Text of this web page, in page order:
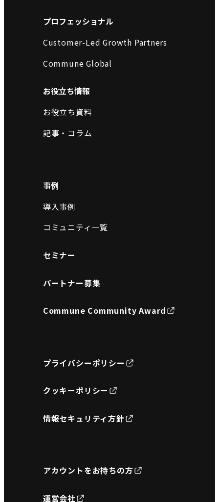
プロフェッショナル
Customer-Led Growth Partners
Commune Global
お役立ち情報
お役立ち資料
記事・コラム
事例
導入事例
コミュニティ一覧
セミナー
パートナー募集
Commune Community Award
プライバシーポリシー
クッキーポリシー
情報セキュリティ方針
アカウントをお持ちの方
運営会社